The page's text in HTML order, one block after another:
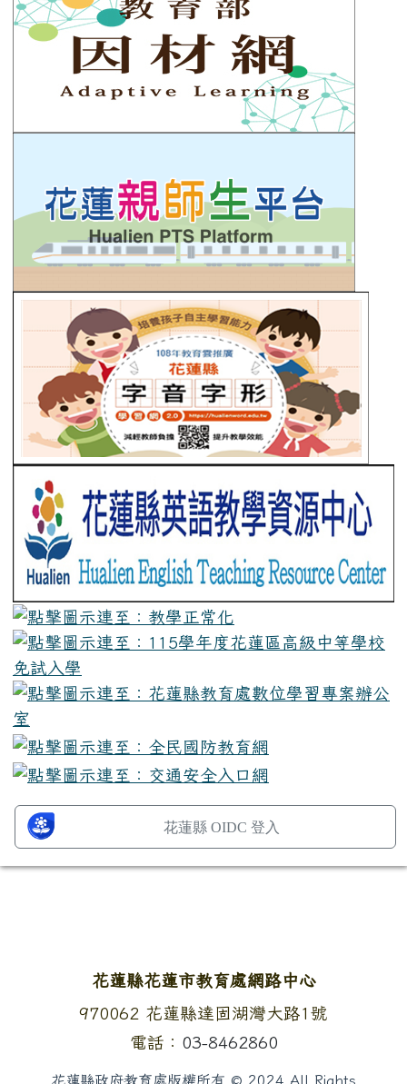
花蓮縣 OIDC 登入
頁尾區域內容
花蓮縣花蓮市教育處網路中心
地址：
970062 花蓮縣達固湖灣大路1號
電話： 03-8462860
花蓮縣政府教育處版權所有 © 2024 All Rights